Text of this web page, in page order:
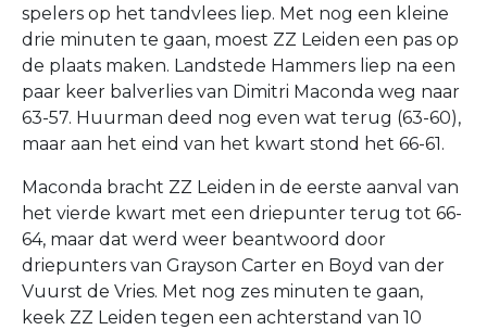
spelers op het tandvlees liep. Met nog een kleine
drie minuten te gaan, moest ZZ Leiden een pas op
de plaats maken. Landstede Hammers liep na een
paar keer balverlies van Dimitri Maconda weg naar
63-57. Huurman deed nog even wat terug (63-60),
maar aan het eind van het kwart stond het 66-61.
Maconda bracht ZZ Leiden in de eerste aanval van
het vierde kwart met een driepunter terug tot 66-
64, maar dat werd weer beantwoord door
driepunters van Grayson Carter en Boyd van der
Vuurst de Vries. Met nog zes minuten te gaan,
keek ZZ Leiden tegen een achterstand van 10